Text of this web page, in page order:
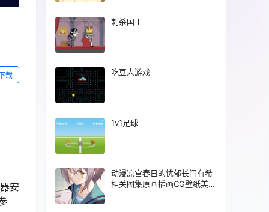
载
安
刺杀国王
吃豆人游戏
1v1足球
动漫凉宫春日的忧郁长门有希
相关图集原画插画CG壁纸美术